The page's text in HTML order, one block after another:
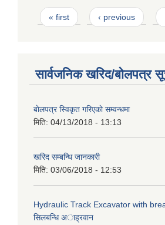
Pages
« first ‹ previous
सार्वजनिक खरिद/बोलपत्र
बाेलपत्र स्विकृत गरिएकाे सम्वन्धमा
मिति: 04/13/2018 - 13:13
खरिद सम्बन्धि जानकारी
मिति: 03/06/2018 - 12:53
Hydraulic Track Excavator with
सिलबन्धि अाह्रवान